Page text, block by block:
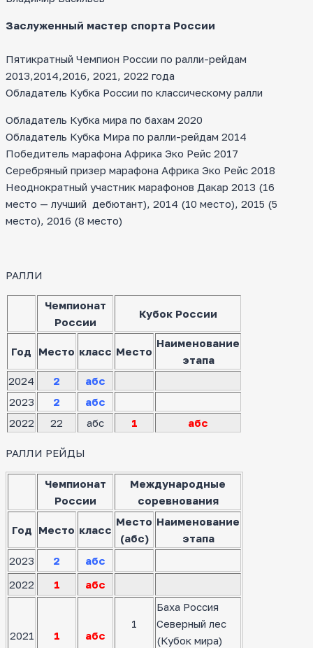
Заслуженный мастер спорта России
Пятикратный Чемпион России по ралли-рейдам
2013,2014,2016, 2021, 2022 года
Обладатель Кубка России по классическому ралли
Обладатель Кубка мира по бахам 2020
Обладатель Кубка Мира по ралли-рейдам 2014
Победитель марафона Африка Эко Рейс 2017
Серебряный призер марафона Африка Эко Рейс 2018
Неоднократный участник марафонов Дакар 2013 (16
место — лучший дебютант), 2014 (10 место), 2015 (5
место), 2016 (8 место)
РАЛЛИ
Чемпионат
России
Кубок России
Год Место класс Место
Наименование
этапа
2024
2
абс
2023
2
абс
2022
22 абс 1 абс
РАЛЛИ РЕЙДЫ
Чемпионат
России
Международные
соревнования
Год Место класс
Место
(абс)
Наименование
этапа
2023
2
абс
2022
1 абс
2021 1 абс
1
Баха Россия
Северный лес
(Кубок мира)